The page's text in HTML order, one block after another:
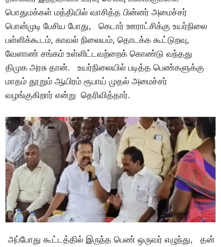
பொதுமக்கள் மத்தியில் வாசித்த பின்னர் அமைச்சர்
பொன்முடி பேசிய போது, கெடார் ஊராட்சிக்கு உயர்நிலை
பள்ளிக்கூடம், காவல் நிலையம், தொடக்க கூட்டுறவு,
வேளாண் சங்கம் உள்ளிட்டவற்றைக் கொண்டு வந்தது
திமுக அரசு தான். உயர்நிலையில் படித்த பெண்களுக்கு
மாதம் தூறும் ஆயிரம் ரூபாய் முதல் அமைச்சர்
வழங்குகிறார் என்று தெரிவித்தார்.
அப்போது கூட்டத்தில் இருந்த பெண் ஒருவர் எழுந்து, தன்